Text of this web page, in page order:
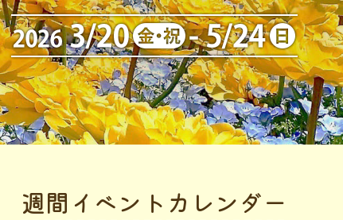
週間イベントカレンダー